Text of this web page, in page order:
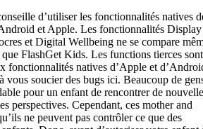
d’utiliser les fonctionnalités natives
et Apple. Les fonctionnalités Display
et Digital Wellbeing ne se compare
que FlashGet Kids. Les functions tierces sont
fonctionnalités natives d’Apple et
vous soucier des bugs ici. Beaucoup de
pour un enfant de rencontrer de
perspectives. Cependant, ces mother and
ne peuvent pas contrôler ce que des